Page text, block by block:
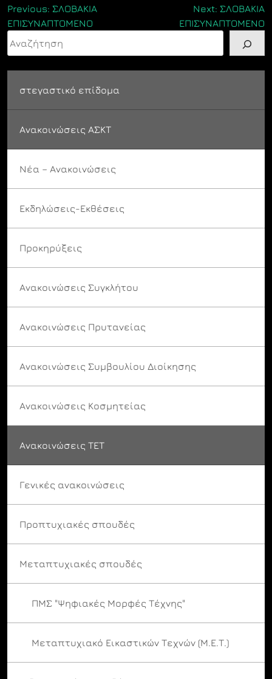
Πλοήγηση
άρθρων
Previous: ΣΛΟΒΑΚΙΑ
ΕΠΙΣΥΝΑΠΤΟΜΕΝΟ
Next: ΣΛΟΒΑΚΙΑ
ΕΠΙΣΥΝΑΠΤΟΜΕΝΟ
Αναζήτηση
στεγαστικό επίδομα
Ανακοινώσεις ΑΣΚΤ
Νέα – Ανακοινώσεις
Εκδηλώσεις-Εκθέσεις
Προκηρύξεις
Ανακοινώσεις Συγκλήτου
Ανακοινώσεις Πρυτανείας
Ανακοινώσεις Συμβουλίου Διοίκησης
Ανακοινώσεις Κοσμητείας
Ανακοινώσεις ΤΕΤ
Γενικές ανακοινώσεις
Προπτυχιακές σπουδές
Μεταπτυχιακές σπουδές
ΠΜΣ "Ψηφιακές Μορφές Τέχνης"
Μεταπτυχιακό Εικαστικών Τεχνών (Μ.Ε.Τ.)